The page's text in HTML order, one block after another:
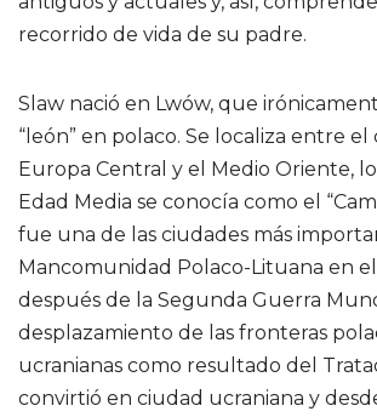
recorrido de vida de su padre.
Slaw nació en Lwów, que
“león” en polaco. Se localiza entre
Europa Central y el Medio Oriente,
Edad Media se conocía como el
fue una de las ciudades más
Mancomunidad Polaco-Lituana en el
después de la Segunda Guerra
desplazamiento de las fronteras
ucranianas como resultado del
convirtió en ciudad ucraniana y